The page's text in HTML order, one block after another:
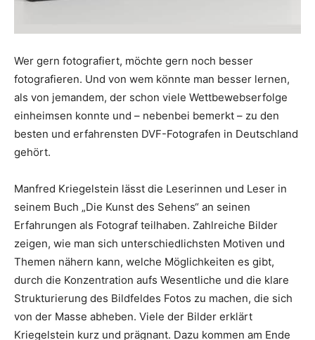
Wer gern fotografiert, möchte gern noch besser
fotografieren. Und von wem könnte man besser lernen,
als von jemandem, der schon viele Wettbewebserfolge
einheimsen konnte und – nebenbei bemerkt – zu den
besten und erfahrensten DVF-Fotografen in Deutschland
gehört.
Manfred Kriegelstein lässt die Leserinnen und Leser in
seinem Buch „Die Kunst des Sehens“ an seinen
Erfahrungen als Fotograf teilhaben. Zahlreiche Bilder
zeigen, wie man sich unterschiedlichsten Motiven und
Themen nähern kann, welche Möglichkeiten es gibt,
durch die Konzentration aufs Wesentliche und die klare
Strukturierung des Bildfeldes Fotos zu machen, die sich
von der Masse abheben. Viele der Bilder erklärt
Kriegelstein kurz und prägnant. Dazu kommen am Ende